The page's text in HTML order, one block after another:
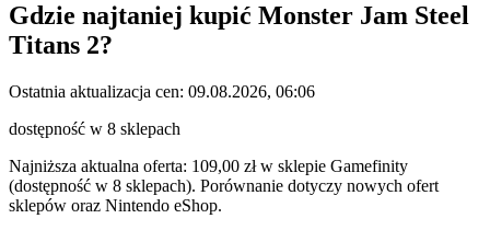
Gdzie najtaniej kupić Monster Jam Steel
Titans 2?
Ostatnia aktualizacja cen: 09.08.2026, 06:06
dostępność w 8 sklepach
Najniższa aktualna oferta: 109,00 zł w sklepie Gamefinity
(dostępność w 8 sklepach). Porównanie dotyczy nowych ofert
sklepów oraz Nintendo eShop.